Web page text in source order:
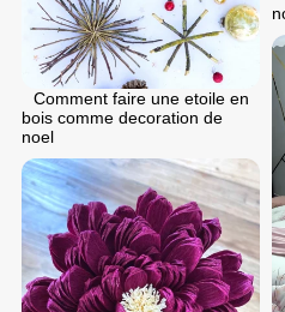
Comment faire une etoile en
bois comme decoration de
noel